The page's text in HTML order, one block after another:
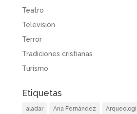
Teatro
Televisión
Terror
Tradiciones cristianas
Turismo
Etiquetas
aladar Ana Fernández